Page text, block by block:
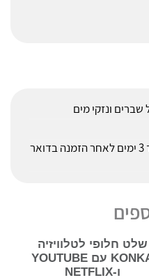
ונזקי מים
המשלוח יוצא עד 3 ימים לאחר הזמנה בדואר
שלט חלופי לטלוויזיה
KONKA עם YOUTUBE
ו-NETFLIX